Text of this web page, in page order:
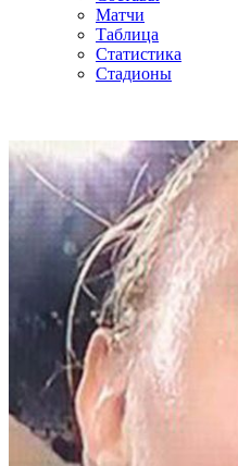
Матчи
Таблица
Статистика
Стадионы